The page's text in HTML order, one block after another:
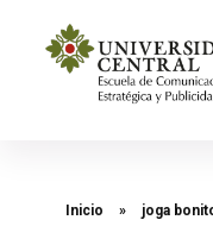
Inicio » joga